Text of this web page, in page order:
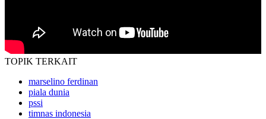
TOPIK TERKAIT
marselino ferdinan
piala dunia
pssi
timnas indonesia